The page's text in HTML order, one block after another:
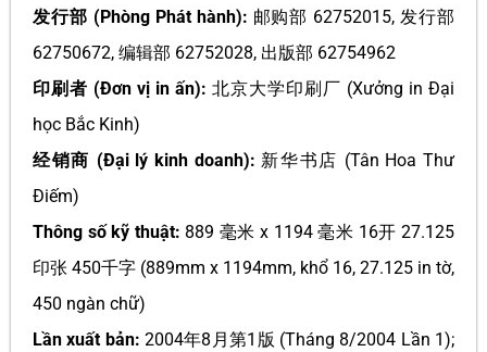
发行部 (Phòng Phát hành): 邮购部 62752015, 发行部
62750672, 编辑部 62752028, 出版部 62754962
印刷者 (Đơn vị in ấn): 北京大学印刷厂 (Xưởng in Đại
học Bắc Kinh)
经销商 (Đại lý kinh doanh): 新华书店 (Tân Hoa Thư
Điếm)
Thông số kỹ thuật: 889 毫米 x 1194 毫米 16开 27.125
印张 450千字 (889mm x 1194mm, khổ 16, 27.125 in tờ,
450 ngàn chữ)
Lần xuất bản: 2004年8月第1版 (Tháng 8/2004 Lần 1);